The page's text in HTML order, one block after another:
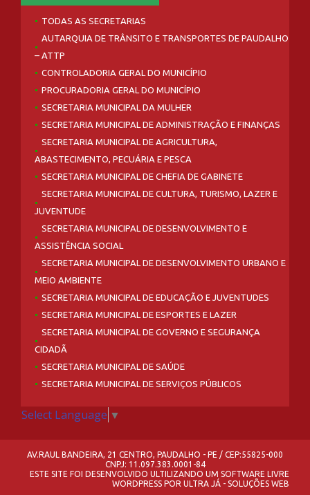
TODAS AS SECRETARIAS
AUTARQUIA DE TRÂNSITO E TRANSPORTES DE PAUDALHO
– ATTP
CONTROLADORIA GERAL DO MUNICÍPIO
PROCURADORIA GERAL DO MUNICÍPIO
SECRETARIA MUNICIPAL DA MULHER
SECRETARIA MUNICIPAL DE ADMINISTRAÇÃO E FINANÇAS
SECRETARIA MUNICIPAL DE AGRICULTURA,
ABASTECIMENTO, PECUÁRIA E PESCA
SECRETARIA MUNICIPAL DE CHEFIA DE GABINETE
SECRETARIA MUNICIPAL DE CULTURA, TURISMO, LAZER E
JUVENTUDE
SECRETARIA MUNICIPAL DE DESENVOLVIMENTO E
ASSISTÊNCIA SOCIAL
SECRETARIA MUNICIPAL DE DESENVOLVIMENTO URBANO E
MEIO AMBIENTE
SECRETARIA MUNICIPAL DE EDUCAÇÃO E JUVENTUDES
SECRETARIA MUNICIPAL DE ESPORTES E LAZER
SECRETARIA MUNICIPAL DE GOVERNO E SEGURANÇA
CIDADÃ
SECRETARIA MUNICIPAL DE SAÚDE
SECRETARIA MUNICIPAL DE SERVIÇOS PÚBLICOS
Select Language ▼
AV.RAUL BANDEIRA, 21 CENTRO, PAUDALHO - PE / CEP:55825-000
CNPJ: 11.097.383.0001-84
ESTE SITE FOI DESENVOLVIDO ULTILIZANDO UM SOFTWARE LIVRE
WORDPRESS POR ULTRA JÁ - SOLUÇÕES WEB